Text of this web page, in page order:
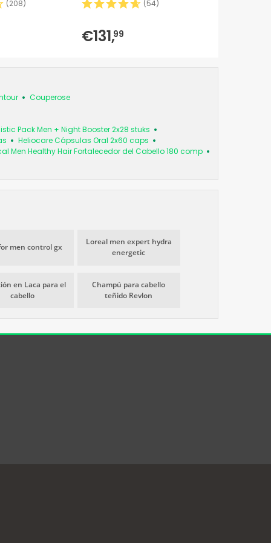
(208) (54)
€131,99
Couperose
Pack Men + Night Booster 2x28 stuks
Heliocare Cápsulas Oral 2x60 caps
Men Healthy Hair Fortalecedor del Cabello 180 comp
men control gx
Loreal men expert hydra
energetic
en Laca para el
cabello
Champú para cabello
teñido Revlon